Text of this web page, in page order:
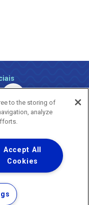
os Direitos Reservados.
a vida
e Aplicativos
de Dados
to the storing of
analyze
Accept All
Cookies